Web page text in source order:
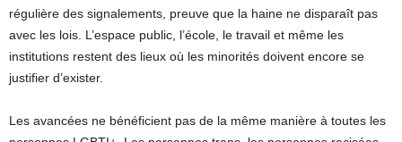
régulière des signalements, preuve que la haine ne disparaît pas
avec les lois. L’espace public, l’école, le travail et même les
institutions restent des lieux où les minorités doivent encore se
justifier d’exister.
Les avancées ne bénéficient pas de la même manière à toutes les